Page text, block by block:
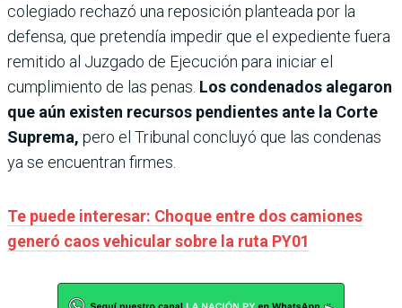
colegiado rechazó una reposición planteada por la
defensa, que pretendía impedir que el expediente fuera
remitido al Juzgado de Ejecución para iniciar el
cumplimiento de las penas. Los condenados alegaron
que aún existen recursos pendientes ante la Corte
Suprema, pero el Tribunal concluyó que las condenas
ya se encuentran firmes.
Te puede interesar: Choque entre dos camiones
generó caos vehicular sobre la ruta PY01